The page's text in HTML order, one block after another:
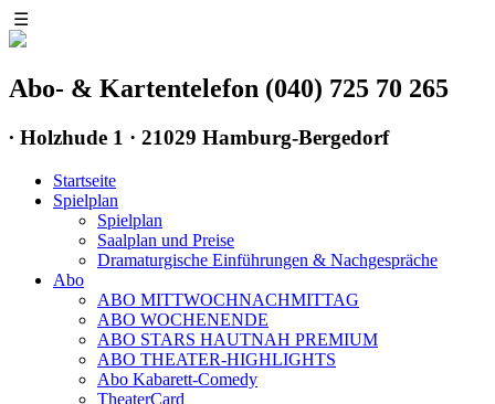
☰
Abo- & Kartentelefon (040) 725 70 265
∙ Holzhude 1 · 21029 Hamburg-Bergedorf
Startseite
Spielplan
Spielplan
Saalplan und Preise
Dramaturgische Einführungen & Nachgespräche
Abo
ABO MITTWOCHNACHMITTAG
ABO WOCHENENDE
ABO STARS HAUTNAH PREMIUM
ABO THEATER-HIGHLIGHTS
Abo Kabarett-Comedy
TheaterCard